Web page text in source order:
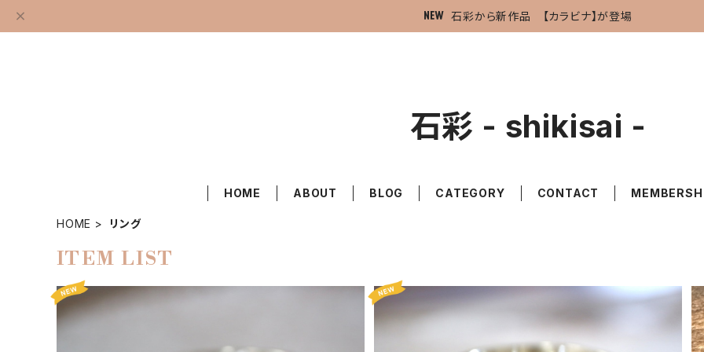
石彩から新作品 【カラビナ】が登場
石彩 - shikisai -
HOME ABOUT BLOG CATEGORY CONTACT
HOME リング
ITEM LIST